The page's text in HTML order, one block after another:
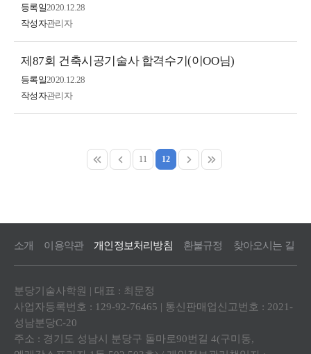
등록일2020.12.28
작성자관리자
제87회 건축시공기술사 합격수기(이OO님)
등록일2020.12.28
작성자관리자
11 12
소개 이용약관 개인정보처리방침 환불규정 찾아오시는 길
분당기술사학원 | 대표 : 최문정
사업자등록번호 : 129-92-76465 | 통신판매업신고번호 : 2021-
성남분당C-20
주소 : 경기도 성남시 분당구 돌마로90번길 4(구미동,